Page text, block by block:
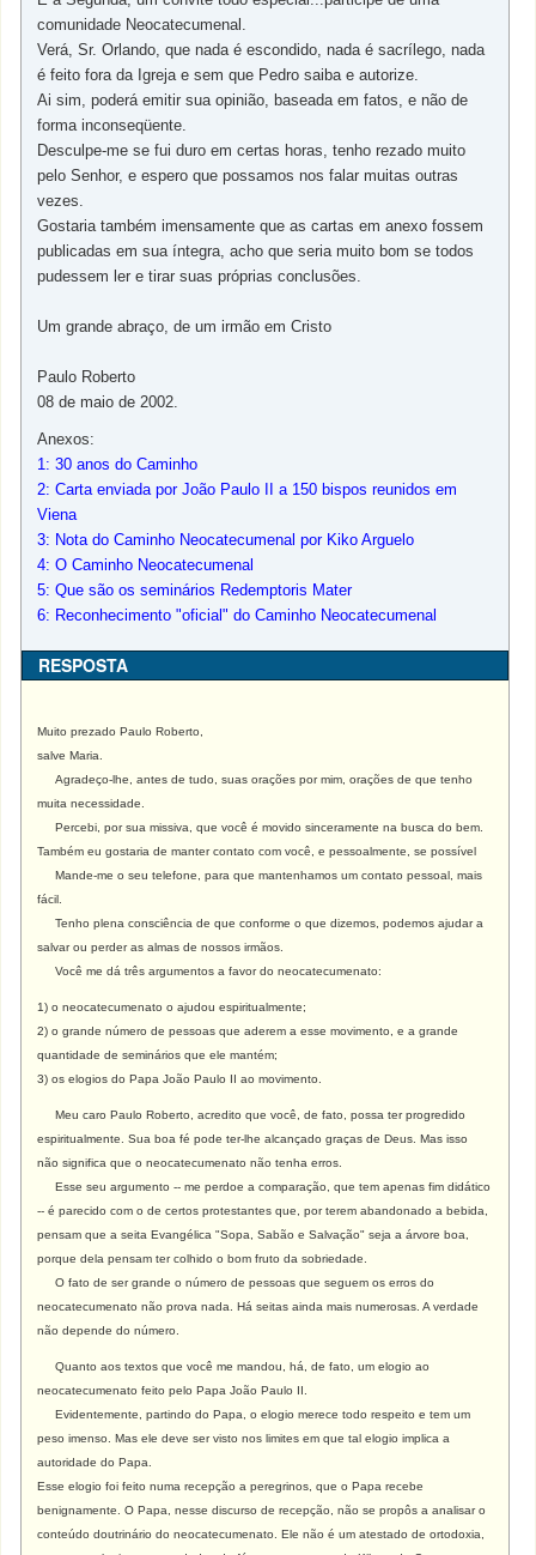
comunidade Neocatecumenal.
Verá, Sr. Orlando, que nada é escondido, nada é sacrílego, nada
é feito fora da Igreja e sem que Pedro saiba e autorize.
Ai sim, poderá emitir sua opinião, baseada em fatos, e não de
forma inconseqüente.
Desculpe-me se fui duro em certas horas, tenho rezado muito
pelo Senhor, e espero que possamos nos falar muitas outras
vezes.
Gostaria também imensamente que as cartas em anexo fossem
publicadas em sua íntegra, acho que seria muito bom se todos
pudessem ler e tirar suas próprias conclusões.
Um grande abraço, de um irmão em Cristo
Paulo Roberto
08 de maio de 2002.
Anexos:
1: 30 anos do Caminho
2: Carta enviada por João Paulo II a 150 bispos reunidos em
Viena
3: Nota do Caminho Neocatecumenal por Kiko Arguelo
4: O Caminho Neocatecumenal
5: Que são os seminários Redemptoris Mater
6: Reconhecimento "oficial" do Caminho Neocatecumenal
RESPOSTA
Muito prezado Paulo Roberto,
salve Maria.
Agradeço-lhe, antes de tudo, suas orações por mim, orações de que tenho
muita necessidade.
Percebi, por sua missiva, que você é movido sinceramente na busca do bem.
Também eu gostaria de manter contato com você, e pessoalmente, se possível
Mande-me o seu telefone, para que mantenhamos um contato pessoal, mais
fácil.
Tenho plena consciência de que conforme o que dizemos, podemos ajudar a
salvar ou perder as almas de nossos irmãos.
Você me dá três argumentos a favor do neocatecumenato:
1) o neocatecumenato o ajudou espiritualmente;
2) o grande número de pessoas que aderem a esse movimento, e a grande
quantidade de seminários que ele mantém;
3) os elogios do Papa João Paulo II ao movimento.
Meu caro Paulo Roberto, acredito que você, de fato, possa ter progredido
espiritualmente. Sua boa fé pode ter-lhe alcançado graças de Deus. Mas isso
não significa que o neocatecumenato não tenha erros.
Esse seu argumento -- me perdoe a comparação, que tem apenas fim didático
-- é parecido com o de certos protestantes que, por terem abandonado a bebida,
pensam que a seita Evangélica "Sopa, Sabão e Salvação" seja a árvore boa,
porque dela pensam ter colhido o bom fruto da sobriedade.
O fato de ser grande o número de pessoas que seguem os erros do
neocatecumenato não prova nada. Há seitas ainda mais numerosas. A verdade
não depende do número.
Quanto aos textos que você me mandou, há, de fato, um elogio ao
neocatecumenato feito pelo Papa João Paulo II.
Evidentemente, partindo do Papa, o elogio merece todo respeito e tem um
peso imenso. Mas ele deve ser visto nos limites em que tal elogio implica a
autoridade do Papa.
Esse elogio foi feito numa recepção a peregrinos, que o Papa recebe
benignamente. O Papa, nesse discurso de recepção, não se propôs a analisar o
conteúdo doutrinário do neocatecumenato. Ele não é um atestado de ortodoxia,